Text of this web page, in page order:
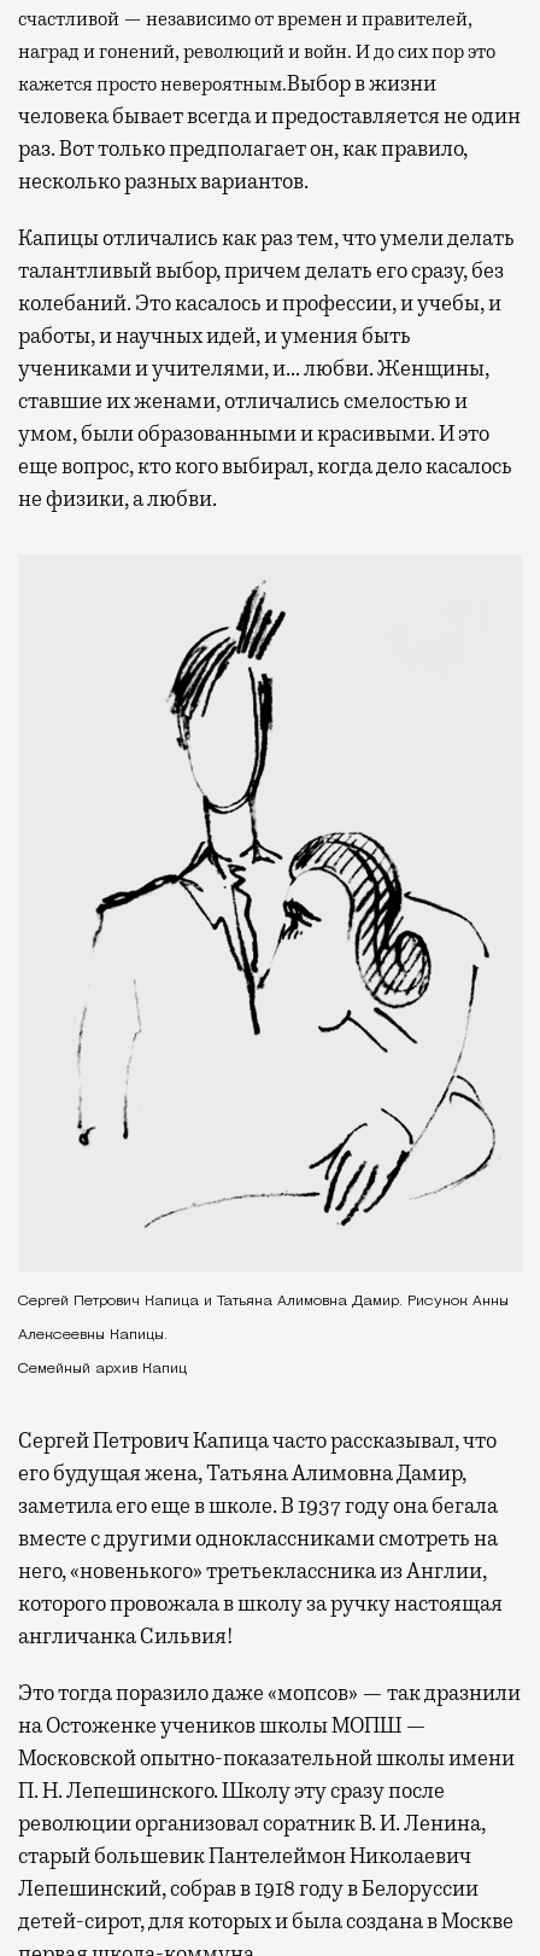
счастливой — независимо от времен и правителей,
наград и гонений, революций и войн. И до сих пор это
кажется просто невероятным.Выбор в жизни
человека бывает всегда и предоставляется не один
раз. Вот только предполагает он, как правило,
несколько разных вариантов.
Капицы отличались как раз тем, что умели делать
талантливый выбор, причем делать его сразу, без
колебаний. Это касалось и профессии, и учебы, и
работы, и научных идей, и умения быть
учениками и учителями, и… любви. Женщины,
ставшие их женами, отличались смелостью и
умом, были образованными и красивыми. И это
еще вопрос, кто кого выбирал, когда дело касалось
не физики, а любви.
Сергей Петрович Капица и Татьяна Алимовна Дамир. Рисунок Анны
Алексеевны Капицы.
Семейный архив Капиц
Сергей Петрович Капица часто рассказывал, что
его будущая жена, Татьяна Алимовна Дамир,
заметила его еще в школе. В 1937 году она бегала
вместе с другими одноклассниками смотреть на
него, «новенького» третьеклассника из Англии,
которого провожала в школу за ручку настоящая
англичанка Сильвия!
Это тогда поразило даже «мопсов» — так дразнили
на Остоженке учеников школы МОПШ —
Московской опытно-показательной школы имени
П. Н. Лепешинского. Школу эту сразу после
революции организовал соратник В. И. Ленина,
старый большевик Пантелеймон Николаевич
Лепешинский, собрав в 1918 году в Белоруссии
детей-сирот, для которых и была создана в Москве